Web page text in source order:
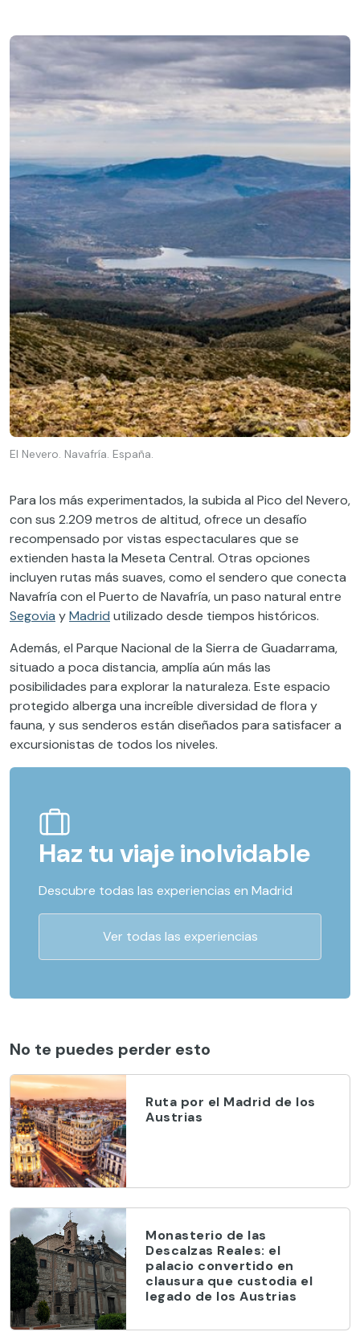
El Nevero. Navafría. España.
Para los más experimentados, la subida al Pico del Nevero,
con sus 2.209 metros de altitud, ofrece un desafío
recompensado por vistas espectaculares que se
extienden hasta la Meseta Central. Otras opciones
incluyen rutas más suaves, como el sendero que conecta
Navafría con el Puerto de Navafría, un paso natural entre
Segovia yMadrid utilizado desde tiempos históricos.
Además, el Parque Nacional de la Sierra de Guadarrama,
situado a poca distancia, amplía aún más las
posibilidades para explorar la naturaleza. Este espacio
protegido alberga una increíble diversidad de flora y
fauna, y sus senderos están diseñados para satisfacer a
excursionistas de todos los niveles.
Haz tu viaje inolvidable
Descubre todas las experiencias en Madrid
Ver todas las experiencias
No te puedes perder esto
Ruta por el Madrid de los
Austrias
Monasterio de las
Descalzas Reales: el
palacio convertido en
clausura que custodia el
legado de los Austrias